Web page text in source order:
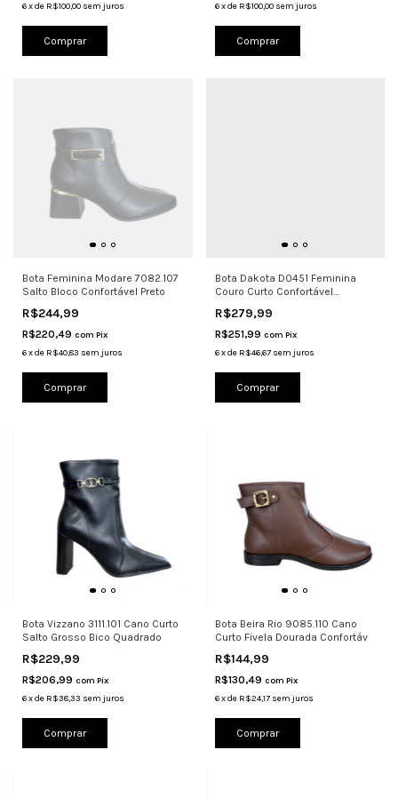
6xde R$100,00 sem juros
Comprar
6 xde R$100,00 sem juros
Comprar
Bota Feminina Modare 7082.107
Salto Bloco Confortável Preto
R$244,99
R$220,49 com Pix
6xde R$40,83 sem juros
Comprar
Bota Dakota D0451 Feminina
Couro Curto Confortável
R$279,99
R$251,99 com Pix
6 xde R$46,67 sem juros
Comprar
Bota Vizzano 3111.101 Cano Curto
Salto Grosso Bico Quadrado
R$229,99
R$206,99 com Pix
6xde R$38,33 sem juros
Comprar
Bota Beira Rio 9085.110 Cano
Curto Fivela Dourada Confortáv
R$144,99
R$130,49 com Pix
6 xde R$24,17 sem juros
Comprar